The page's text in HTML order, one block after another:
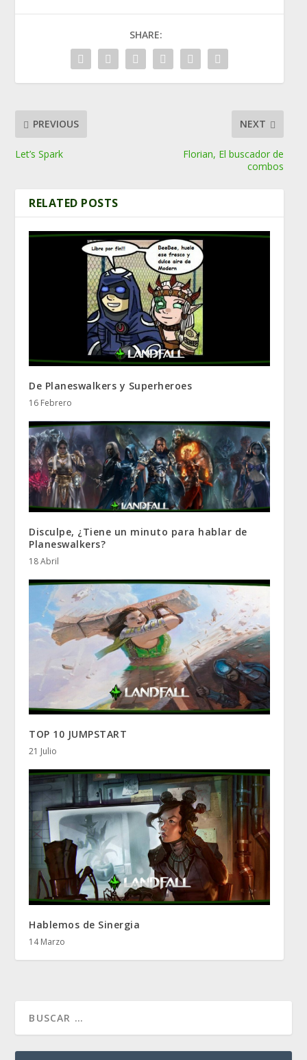
SHARE:
PREVIOUS
Let’s Spark
NEXT
Florian, El buscador de
combos
RELATED POSTS
De Planeswalkers y Superheroes
16 Febrero
Disculpe, ¿Tiene un minuto para hablar de
Planeswalkers?
18 Abril
TOP 10 JUMPSTART
21 Julio
Hablemos de Sinergia
14 Marzo